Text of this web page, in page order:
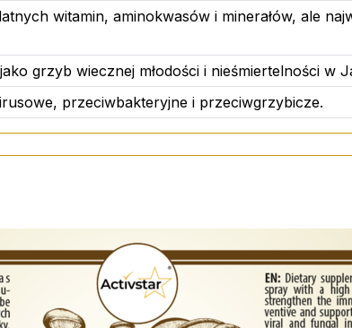
ostrygowaty - shiitake (Lentinula edodes),
alkohol, woda oczyszczona, glicerol,
diety nie może być stosowany jako
temperaturze poniżej 25°C.
witamin, aminokwasów i minerałów, ale
grzyb wiecznej młodości i nieśmiertelności w
przeciwbakteryjne i przeciwgrzybicze.